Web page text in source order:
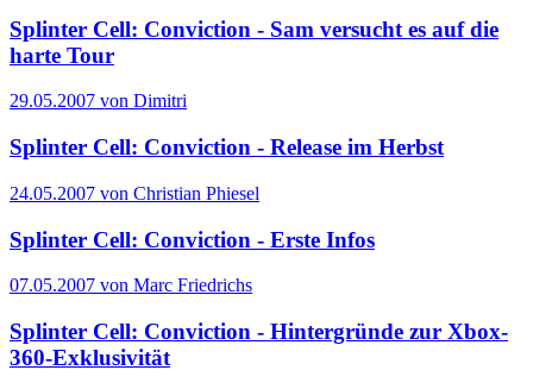
Splinter Cell: Conviction - Sam versucht es auf die
harte Tour
29.05.2007 von Dimitri
Splinter Cell: Conviction - Release im Herbst
24.05.2007 von Christian Phiesel
Splinter Cell: Conviction - Erste Infos
07.05.2007 von Marc Friedrichs
Splinter Cell: Conviction - Hintergründe zur Xbox-
360-Exklusivität